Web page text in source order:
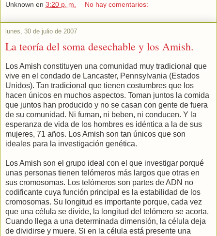
Unknown en 3:20 p. m. No hay comentarios:
lunes, 30 de julio de 2007
La teoría del soma desechable y los Amish.
Los Amish constituyen una comunidad muy tradicional que
vive en el condado de Lancaster, Pennsylvania (Estados
Unidos). Tan tradicional que tienen costumbres que los
hacen únicos en muchos aspectos. Toman juntos la comida
que juntos han producido y no se casan con gente de fuera
de su comunidad. Ni fuman, ni beben, ni conducen. Y la
esperanza de vida de los hombres es idéntica a la de sus
mujeres, 71 años. Los Amish son tan únicos que son
ideales para la investigación genética.
Los Amish son el grupo ideal con el que investigar porqué
unas personas tienen telómeros más largos que otras en
sus cromosomas. Los telómeros son partes de ADN no
codificante cuya función principal es la estabilidad de los
cromosomas. Su longitud es importante porque, cada vez
que una célula se divide, la longitud del telómero se acorta.
Cuando llega a una determinada dimensión, la célula deja
de dividirse y muere. Si en la célula está presente una